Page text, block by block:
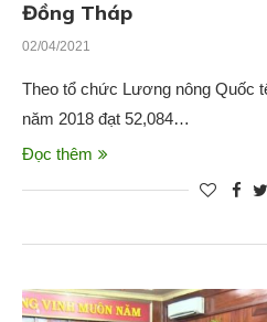
Đồng Tháp
02/04/2021
Theo tổ chức Lương nông Quốc
năm 2018 đạt 52,084…
Đọc thêm